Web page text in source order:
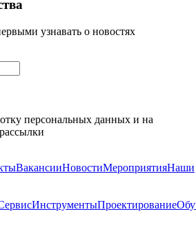
узнавать о новостях
персональных данных и на
ВакансииНовостиМероприятияНаши
ИнструментыПроектирование